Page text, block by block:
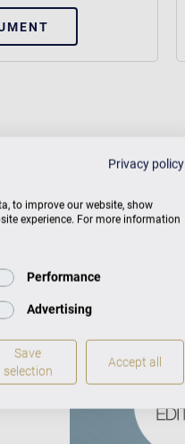
Privacy policy
to improve our website, show
experience. For more information
Performance
Advertising
Save
selection
Accept all